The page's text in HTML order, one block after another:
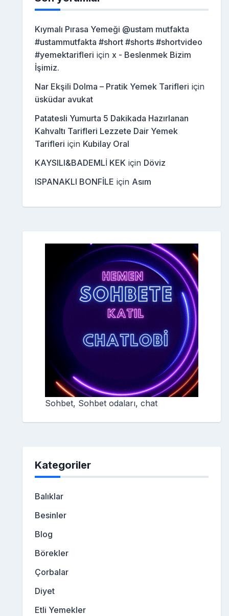
Kıymalı Pırasa Yemeği @ustam mutfakta
#ustammutfakta #short #shorts #shortvideo
#yemektarifleri için x - Beslenmek Bizim
İşimiz.
Nar Ekşili Dolma – Pratik Yemek Tarifleri için
üsküdar avukat
Patatesli Yumurta 5 Dakikada Hazırlanan
Kahvaltı Tarifleri Lezzete Dair Yemek
Tarifleri için Kubilay Oral
KAYSILI&BADEMLİ KEK için Döviz
ISPANAKLI BONFİLE için Asım
Sohbet, Sohbet odaları, chat
Kategoriler
Balıklar
Besinler
Blog
Börekler
Çorbalar
Diyet
Etli Yemekler